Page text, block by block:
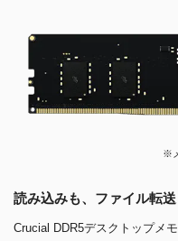
※
読み込みも、ファイル転
Crucial DDR5デスクトップメ